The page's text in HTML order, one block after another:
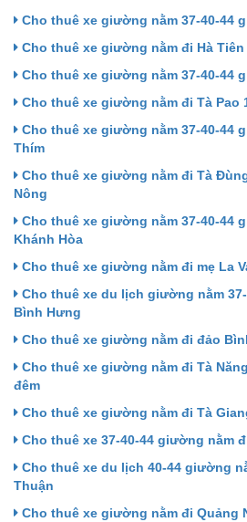
Cho thuê xe giường nằm 37-40-44
Cho thuê xe giường nằm đi Hà Tiên
Cho thuê xe giường nằm 37-40-44
Cho thuê xe giường nằm đi Tà Pao
Cho thuê xe giường nằm 37-40-44
Thím
Cho thuê xe giường nằm đi Tà
Nông
Cho thuê xe giường nằm 37-40-44
Khánh Hòa
Cho thuê xe giường nằm đi mẹ La
Cho thuê xe du lịch giường nằm
Bình Hưng
Cho thuê xe giường nằm đi đảo
Cho thuê xe giường nằm đi Tà
đêm
Cho thuê xe giường nằm đi Tà
Cho thuê xe 37-40-44 giường nằm
Cho thuê xe du lịch 40-44 giường
Thuận
Cho thuê xe giường nằm đi Quảng